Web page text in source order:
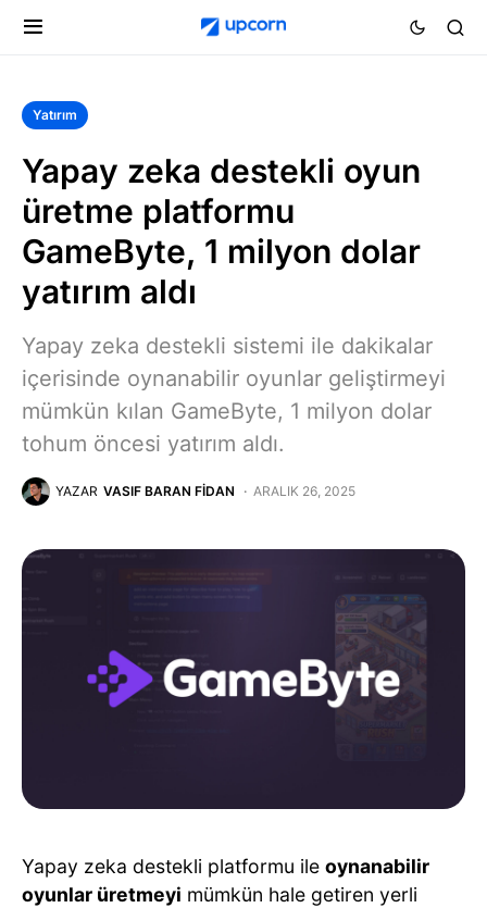
Yatırım
Yapay zeka destekli oyun
üretme platformu
GameByte, 1 milyon dolar
yatırım aldı
Yapay zeka destekli sistemi ile dakikalar
içerisinde oynanabilir oyunlar geliştirmeyi
mümkün kılan GameByte, 1 milyon dolar
tohum öncesi yatırım aldı.
YAZAR VASIF BARAN FIDAN ARALIK 26, 2025
Yapay zeka destekli platformu ile oynanabilir
oyunlar üretmeyi mümkün hale getiren yerli